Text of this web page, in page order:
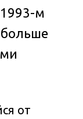
1993-м
больше
от